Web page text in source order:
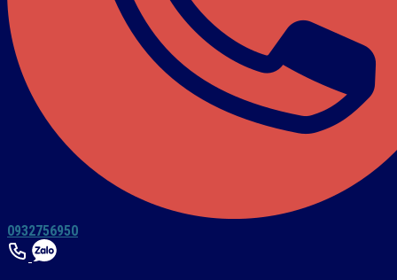
0932756950